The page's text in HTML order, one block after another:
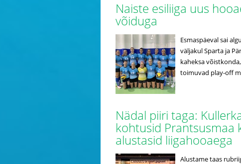
Naiste esiliiga uus
võiduga
Esmaspäeval sai
väljakul Sparta ja
kaheksa
toimuvad play-off
Nädal piiri taga:
kohtusid Prantsusmaa
alustasid liigahooaega
Alustame taas